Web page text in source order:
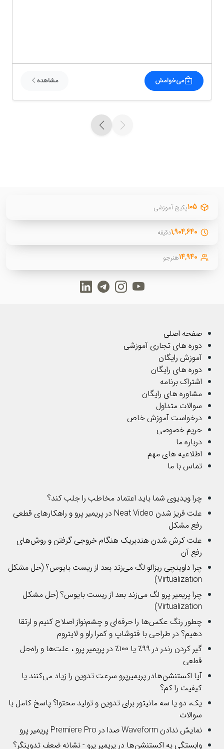
می‌خوامش مشاهده
۱۰۵پکیج آموزشی
۱,۹۰۴,۶۴۰دقیقه
۱۴,۹۴۰هنرجو
صفحه اصلی
دوره های تجاری آموزشی
آموزش رایگان
دوره های رایگان
اشتراک برنامه
مشاوره های رایگان
سوالات متداول
درخواست آموزش خاص
حریم خصوصی
درباره ما
اطلاعیه های مهم
تماس با ما
چرا ویدیوی شما باید اعتماد مخاطب را جلب کند؟
علت فریز شدن Neat Video در پریمیر پرو و راهکارهای قطعی
رفع مشکل
علت کرش شدن هندبریک هنگام خروجی گرفتن و روش‌های
رفع آن
چرا داوینچی ریزالو لگ می‌زند بعد از ریست بایوس؟ (حل مشکل
Virtualization)
چرا پریمیر پرو لگ می‌زند بعد از ریست بایوس؟ (حل مشکل
Virtualization)
چطور رنگ عکس‌ها را حرفه‌ای و چشم‌نواز اصلاح کنیم و ارتقا
دهیم؟ در طراحی با فتوشاپ و کمرا راو و لایتروم
گیر کردن رندر در ۹۹٪ یا ۱۰۰٪ در پریمیر پرو ، علت‌ها و راه‌حل
قطعی
آیا اکستنشن‌هادر پریمیرپرو سرعت تدوین را زیاد می‌کنند یا
کیفیت را کم؟
یک، دو یا سه مانیتور برای تدوین و تولید محتوا؟ پاسخ کامل با
سوالات
نمایش ندادن Waveform صدا در Premiere Pro پریمیر پرو
وابستگی به اکستنشن‌ها در پریمیر پرو - نشانه ضعف تدوینگر؟